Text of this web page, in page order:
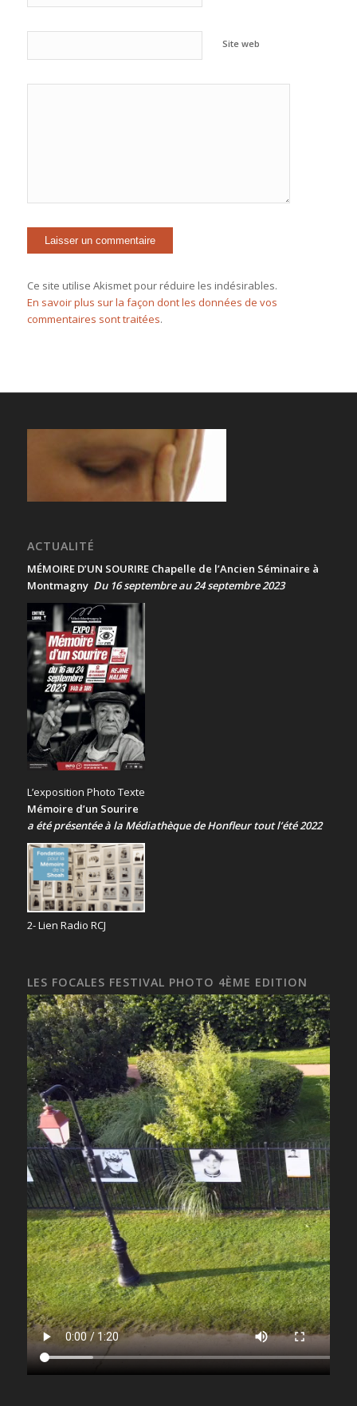
Site web
Ce site utilise Akismet pour réduire les indésirables.
En savoir plus sur la façon dont les données de vos
commentaires sont traitées.
ACTUALITÉ
MÉMOIRE D’UN SOURIRE Chapelle de l’Ancien Séminaire à
Montmagny Du 16 septembre au 24 septembre 2023
L’exposition Photo Texte
Mémoire d’un Sourire
a été présentéeà la Médiathèque de Honfleur tout l’été 2022
2- Lien Radio RCJ
LES FOCALES FESTIVAL PHOTO 4ÈME EDITION